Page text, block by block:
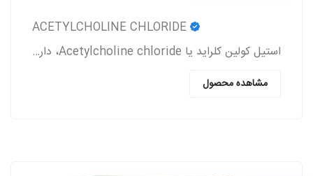
استیل کولین کلراید یا Acetylcholine chloride، دارویی است که معمولاً بعد از جراحی آب مروارید و پیوند قرنیه به بیمار تجویز می‌شود.
مشاهده محصول